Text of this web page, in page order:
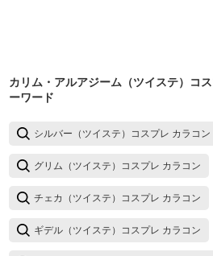
カリム・アルアジーム（ツイステ）コ
ーワード
シルバー（ツイステ）コスプレ カラコン
グリム（ツイステ）コスプレ カラコン
チェカ（ツイステ）コスプレ カラコン
ギデル（ツイステ）コスプレ カラコン